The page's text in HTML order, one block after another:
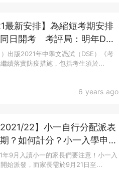
6 years ago
最新安排】為縮短考期安排
日開考 考評局：明年DSE
措施！
出版2021年中學文憑試（DSE）《考
續落實防疫措施，包括考生須於...
2021/22】小一自行分配派表
？如何計分？小一入學申請
項9月入讀小一的家長們要注意！小一入
始派發，而家長需於9月21日至...